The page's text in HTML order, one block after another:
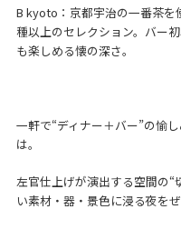
B kyoto：京都宇治の一番茶を
種以上のセレクション。バー
も楽しめる懐の深さ。
一軒で“ディナー＋バー”の愉
は。
左官仕上げが演出する空間の“
い素材・器・景色に浸る夜を